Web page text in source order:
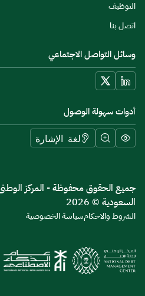
التوظيف
اتصل بنا
وسائل التواصل الاجتماعي
أدوات سهولة الوصول
لغة الإشارة
جميع الحقوق محفوظة - المركز الوطنى
السعودية © 2026
الشروط والاحكامسياسة الخصوصية